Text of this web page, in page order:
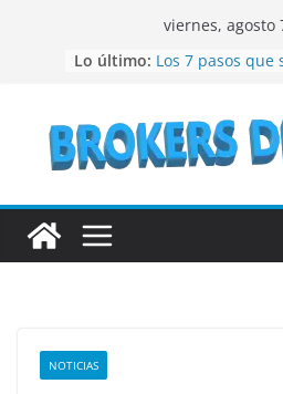
viernes, agosto
Lo último: Los 7 pasos
¿Vale la pena
inversión en
año 2023?
invertir en
quiere
NOTICIAS